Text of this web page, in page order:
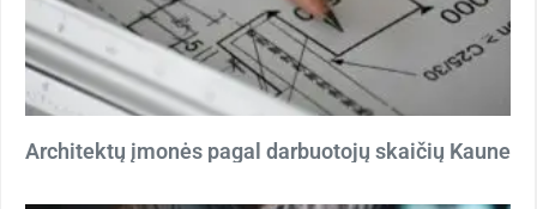
Architektų įmonės pagal darbuotojų skaičių Kaune